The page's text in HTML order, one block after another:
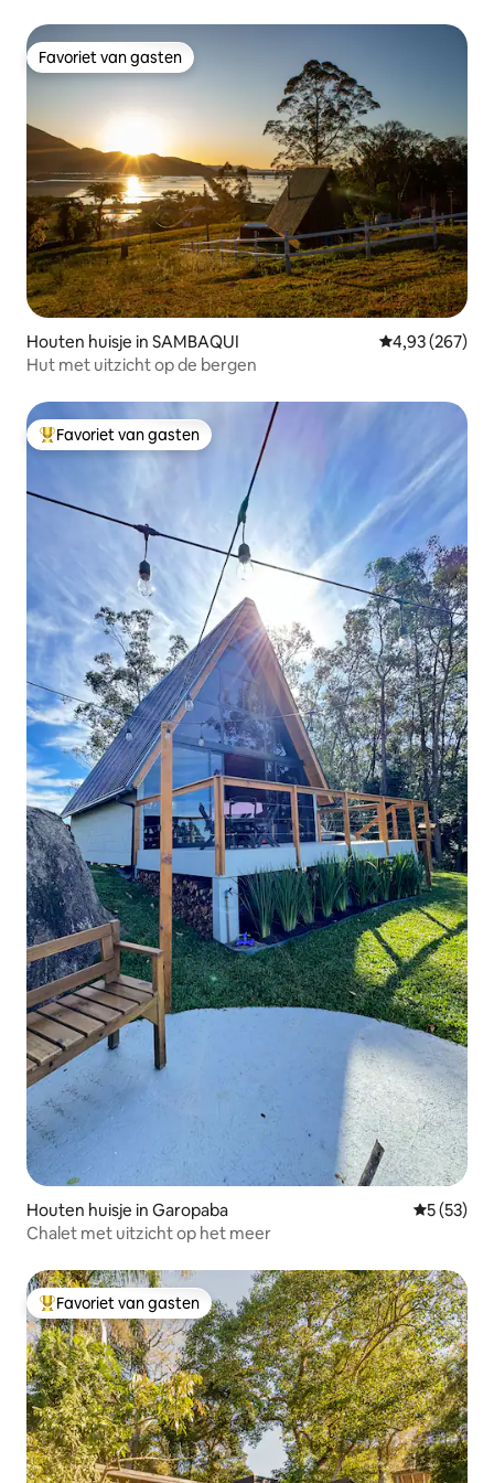
Favoriet van gasten
Favoriet van gasten
Houten huisje in SAMBAQUI Gemiddelde
4,93 (267)
Hut met uitzicht op de bergen
Topfavoriet van gasten
Favoriet van gasten
Houten huisje in Garopaba
5 (53)
Chalet met uitzicht op het meer
Topfavoriet van gasten
Favoriet van gasten